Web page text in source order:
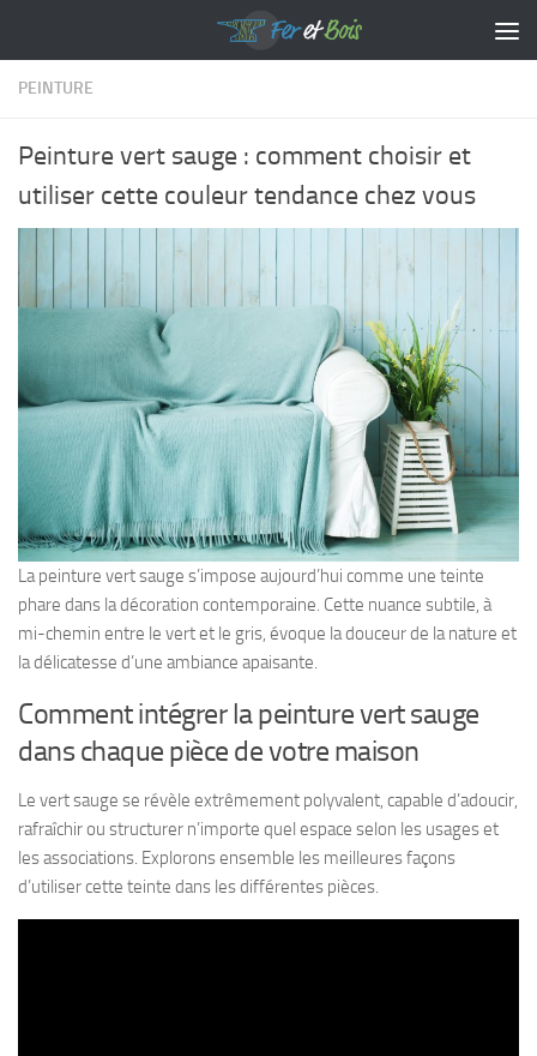
PEINTURE
Peinture vert sauge : comment choisir et
utiliser cette couleur tendance chez vous
La peinture vert sauge s’impose aujourd’hui comme une teinte
phare dans la décoration contemporaine. Cette nuance subtile, à
mi-chemin entre le vert et le gris, évoque la douceur de la nature et
la délicatesse d’une ambiance apaisante.
Comment intégrer la peinture vert sauge
dans chaque pièce de votre maison
Le vert sauge se révèle extrêmement polyvalent, capable d’adoucir,
rafraîchir ou structurer n’importe quel espace selon les usages et
les associations. Explorons ensemble les meilleures façons
d’utiliser cette teinte dans les différentes pièces.